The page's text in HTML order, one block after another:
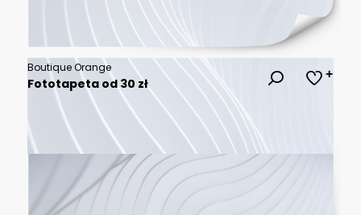
Boutique Orange
Fototapeta od 30 zł